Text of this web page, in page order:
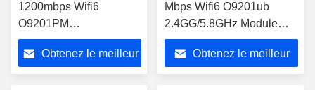
1200mbps Wifi6
O9201PM
2.4gG/5.8GHz à double
bande 2t2r
Obtenez le meilleur
Mbps Wifi6 O9201ub
2.4GG/5.8GHz Module
Wifi à double bande 2t2r
Obtenez le meilleur